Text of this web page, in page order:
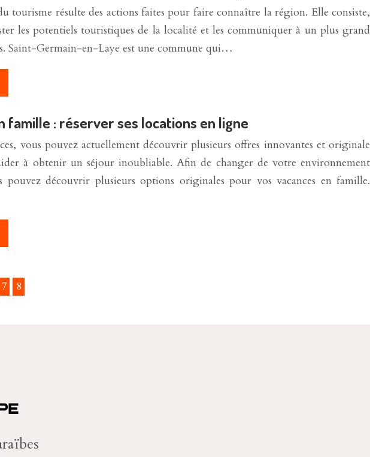
tourisme résulte des actions faites pour faire connaître la région. Elle consiste,
les potentiels touristiques de la localité et les communiquer à un plus grand
Saint-Germain-en-Laye est une commune qui…
famille : réserver ses locations en ligne
vous pouvez actuellement découvrir plusieurs offres innovantes et originale
à obtenir un séjour inoubliable. Afin de changer de votre environnement
pouvez découvrir plusieurs options originales pour vos vacances en famille.
7 8